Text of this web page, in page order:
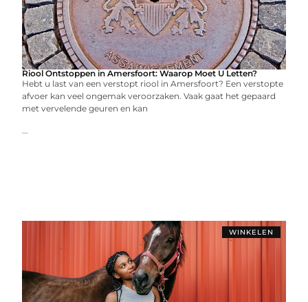
Riool Ontstoppen in Amersfoort: Waarop Moet U Letten?
Hebt u last van een verstopt riool in Amersfoort? Een verstopte
afvoer kan veel ongemak veroorzaken. Vaak gaat het gepaard
met vervelende geuren en kan
...
WINKELEN